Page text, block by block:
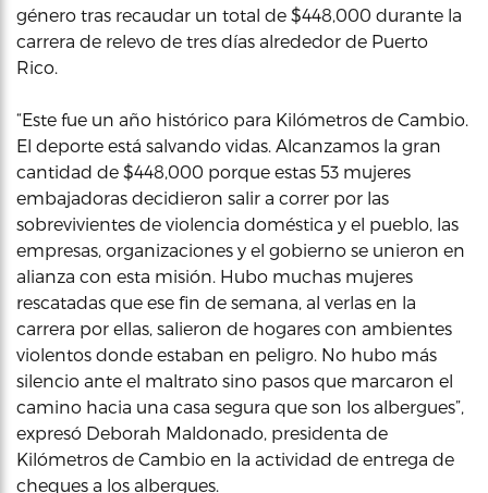
género tras recaudar un total de $448,000 durante la
carrera de relevo de tres días alrededor de Puerto
Rico.
“Este fue un año histórico para Kilómetros de Cambio.
El deporte está salvando vidas. Alcanzamos la gran
cantidad de $448,000 porque estas 53 mujeres
embajadoras decidieron salir a correr por las
sobrevivientes de violencia doméstica y el pueblo, las
empresas, organizaciones y el gobierno se unieron en
alianza con esta misión. Hubo muchas mujeres
rescatadas que ese fin de semana, al verlas en la
carrera por ellas, salieron de hogares con ambientes
violentos donde estaban en peligro. No hubo más
silencio ante el maltrato sino pasos que marcaron el
camino hacia una casa segura que son los albergues”,
expresó Deborah Maldonado, presidenta de
Kilómetros de Cambio en la actividad de entrega de
cheques a los albergues.